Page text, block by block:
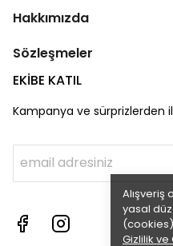
Alışveriş
yasal
(cookies)
Gizlilik ve
Hakkımızda
Sözleşmeler
EKİBE KATIL
Kampanya ve sürprizlerden